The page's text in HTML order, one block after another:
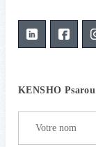
KENSHO Psarou